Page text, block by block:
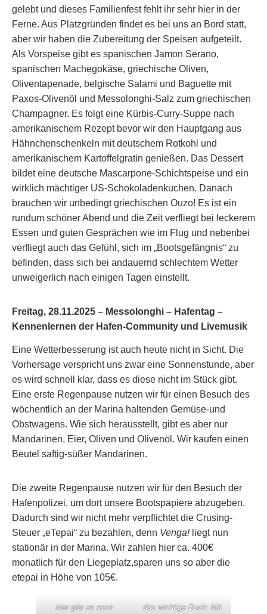
gelebt und dieses Familienfest fehlt ihr sehr hier in der
Ferne. Aus Platzgründen findet es bei uns an Bord statt,
aber wir haben die Zubereitung der Speisen aufgeteilt.
Als Vorspeise gibt es spanischen Jamon Serano,
spanischen Machegokäse, griechische Oliven,
Oliventapenade, belgische Salami und Baguette mit
Paxos-Olivenöl und Messolonghi-Salz zum griechischen
Champagner. Es folgt eine Kürbis-Curry-Suppe nach
amerikanischem Rezept bevor wir den Hauptgang aus
Hähnchenschenkeln mit deutschem Rotkohl und
amerikanischem Kartoffelgratin genießen. Das Dessert
bildet eine deutsche Mascarpone-Schichtspeise und ein
wirklich mächtiger US-Schokoladenkuchen. Danach
brauchen wir unbedingt griechischen Ouzo! Es ist ein
rundum schöner Abend und die Zeit verfliegt bei leckerem
Essen und guten Gesprächen wie im Flug und nebenbei
verfliegt auch das Gefühl, sich im „Bootsgefängnis“ zu
befinden, dass sich bei andauernd schlechtem Wetter
unweigerlich nach einigen Tagen einstellt.
Freitag, 28.11.2025 – Messolonghi – Hafentag –
Kennenlernen der Hafen-Community und Livemusik
Eine Wetterbesserung ist auch heute nicht in Sicht. Die
Vorhersage verspricht uns zwar eine Sonnenstunde, aber
es wird schnell klar, dass es diese nicht im Stück gibt.
Eine erste Regenpause nutzen wir für einen Besuch des
wöchentlich an der Marina haltenden Gemüse-und
Obstwagens. Wie sich herausstellt, gibt es aber nur
Mandarinen, Eier, Oliven und Olivenöl. Wir kaufen einen
Beutel saftig-süßer Mandarinen.
Die zweite Regenpause nutzen wir für den Besuch der
Hafenpolizei, um dort unsere Bootspapiere abzugeben.
Dadurch sind wir nicht mehr verpflichtet die Crusing-
Steuer „eTepai“ zu bezahlen, denn Venga!liegt nun
stationär in der Marina. Wir zahlen hier ca. 400€
monatlich für den Liegeplatz,sparen uns so aber die
etepai in Höhe von 105€.
hier gibt es noch
das wichtige Buch: Mit